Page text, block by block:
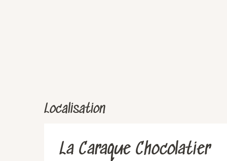
Localisation
La Caraque Chocolatier